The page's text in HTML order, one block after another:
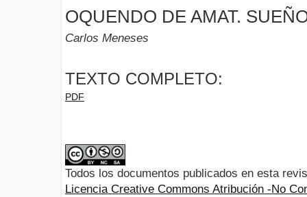
OQUENDO DE AMAT.
Carlos Meneses
TEXTO COMPLETO:
PDF
Todos los documentos publicados en esta
Licencia Creative Commons Atribución -No